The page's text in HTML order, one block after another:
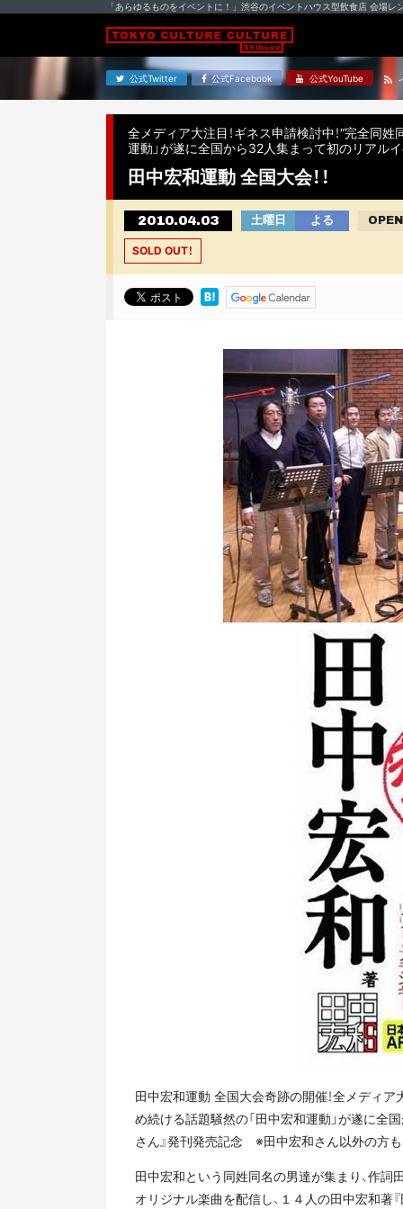
「あらゆるものをイベントに！」渋谷のイベントハウス型飲食店 会場レ
公式Twitter 公式Facebook 公式YouTube
全メディア大注目！ギネス申請検討中！“完全同
運動」が遂に全国から32人集まって初のリアルイ
田中宏和運動 全国大会！！
2010.04.03 土曜日 よる OPEN
SOLD OUT！
田中宏和運動 全国大会奇跡の開催！全メディア
め続ける話題騒然の「田中宏和運動」が遂に全
さん』発刊発売記念 ※田中宏和さん以外の方
田中宏和という同姓同名の男達が集まり、作詞
オリジナル楽曲を配信し、１４人の田中宏和著